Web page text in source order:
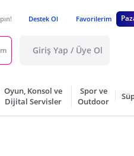
Destek Ol Favorilerim
Giriş Yap / Üye Ol
Oyun, Konsol ve
Dijital Servisler
Spor ve
Outdoor